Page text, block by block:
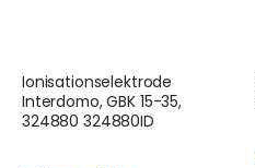
Ionisationselektrode
Interdomo, GBK 15-35,
324880 324880ID